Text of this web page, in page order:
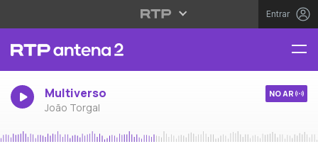
Entrar
Multiverso
João Torgal
NO AR